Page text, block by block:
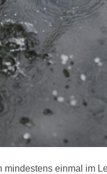
mindestens einmal im